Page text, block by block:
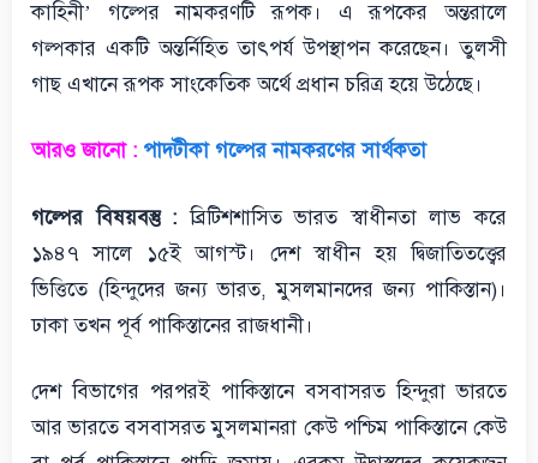
কাহিনী’ গল্পের নামকরণটি রূপক। এ রূপকের অন্তরালে
গল্পকার একটি অন্তর্নিহিত তাৎপর্য উপস্থাপন করেছেন। তুলসী
গাছ এখানে রূপক সাংকেতিক অর্থে প্রধান চরিত্র হয়ে উঠেছে।
আরও জানো : পাদটীকা গল্পের নামকরণের সার্থকতা
গল্পের বিষয়বস্তু : ব্রিটিশশাসিত ভারত স্বাধীনতা লাভ করে
১৯৪৭ সালে ১৫ই আগস্ট। দেশ স্বাধীন হয় দ্বিজাতিতত্ত্বের
ভিত্তিতে (হিন্দুদের জন্য ভারত, মুসলমানদের জন্য পাকিস্তান)।
ঢাকা তখন পূর্ব পাকিস্তানের রাজধানী।
দেশ বিভাগের পরপরই পাকিস্তানে বসবাসরত হিন্দুরা ভারতে
আর ভারতে বসবাসরত মুসলমানরা কেউ পশ্চিম পাকিস্তানে কেউ